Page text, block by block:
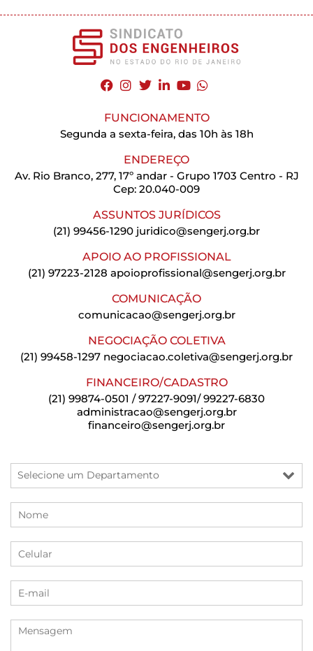
FUNCIONAMENTO
Segunda a sexta-feira, das 10h às 18h
ENDEREÇO
Av. Rio Branco, 277, 17º andar - Grupo 1703 Centro - RJ
Cep: 20.040-009
ASSUNTOS JURÍDICOS
(21) 99456-1290 juridico@sengerj.org.br
APOIO AO PROFISSIONAL
(21) 97223-2128 apoioprofissional@sengerj.org.br
COMUNICAÇÃO
comunicacao@sengerj.org.br
NEGOCIAÇÃO COLETIVA
(21) 99458-1297 negociacao.coletiva@sengerj.org.br
FINANCEIRO/CADASTRO
(21) 99874-0501 / 97227-9091/ 99227-6830
administracao@sengerj.org.br
financeiro@sengerj.org.br